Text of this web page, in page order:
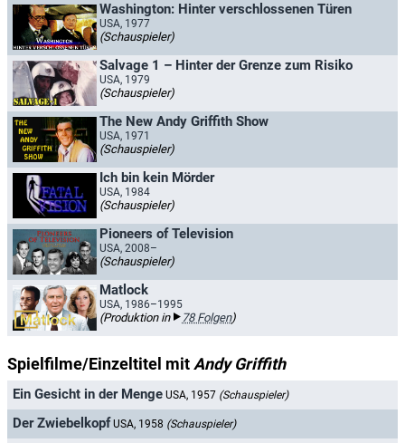
Washington: Hinter verschlossenen Türen
USA, 1977
(Schauspieler)
Salvage 1 – Hinter der Grenze zum Risiko
USA, 1979
(Schauspieler)
The New Andy Griffith Show
USA, 1971
(Schauspieler)
Ich bin kein Mörder
USA, 1984
(Schauspieler)
Pioneers of Television
USA, 2008–
(Schauspieler)
Matlock
USA, 1986–1995
(Produktion in 78 Folgen)
Spielfilme/Einzeltitel mit Andy Griffith
Ein Gesicht in der Menge USA, 1957 (Schauspieler)
Der Zwiebelkopf USA, 1958 (Schauspieler)